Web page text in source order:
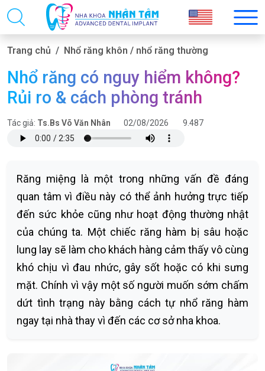
Trang chủ Nhổ răng khôn / nhổ răng thường
Nhổ răng có nguy hiểm không?
Rủi ro & cách phòng tránh
Tác giả: Ts.Bs Võ Văn Nhân 02/08/2026 9.487
Răng miệng là một trong những vấn đề đáng
quan tâm vì điều này có thể ảnh hưởng trực tiếp
đến sức khỏe cũng như hoạt động thường nhật
của chúng ta. Một chiếc răng hàm bị sâu hoặc
lung lay sẽ làm cho khách hàng cảm thấy vô cùng
khó chịu vì đau nhức, gây sốt hoặc có khi sưng
mặt. Chính vì vậy một số người muốn sớm chấm
dứt tình trạng này bằng cách tự nhổ răng hàm
ngay tại nhà thay vì đến các cơ sở nha khoa.